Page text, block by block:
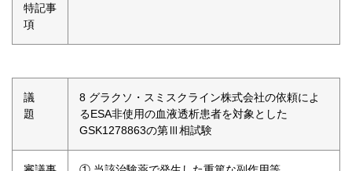
特記事
項
議
題
8 グラクソ・スミスクライン株式会社の依頼によ
るESA非使用の血液透析患者を対象とした
GSK1278863の第Ⅲ相試験